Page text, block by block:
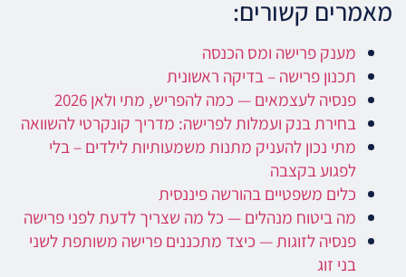
מאמרים קשורים:
מענק פרישה ומס הכנסה
תכנון פרישה – בדיקה ראשונית
פנסיה לעצמאים — כמה להפריש, מתי ולאן 2026
בחירת בנק ועמלות לפרישה: מדריך קונקרטי להשוואה
מתי נכון להעניק מתנות משמעותיות לילדים – בלי
לפגוע בקצבה
כלים משפטיים בהורשה פיננסית
מה ביטוח מנהלים — כל מה שצריך לדעת לפני פרישה
פנסיה לזוגות — כיצד מתכננים פרישה משותפת לשני
בני זוג